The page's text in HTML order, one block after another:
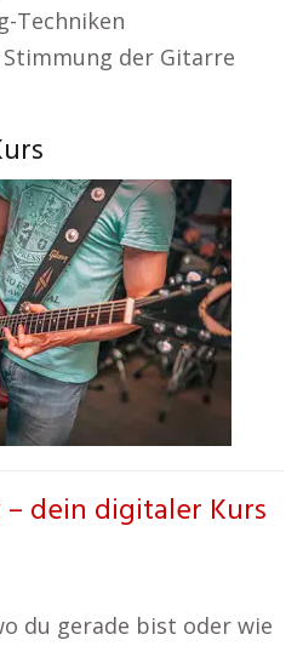
Techniken
der Gitarre
dein digitaler Kurs
du gerade bist oder wie